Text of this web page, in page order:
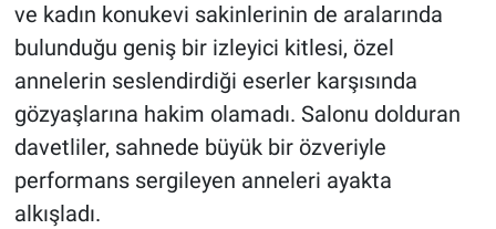
ve kadın konukevi sakinlerinin de aralarında
bulunduğu geniş bir izleyici kitlesi, özel
annelerin seslendirdiği eserler karşısında
gözyaşlarına hakim olamadı. Salonu dolduran
davetliler, sahnede büyük bir özveriyle
performans sergileyen anneleri ayakta
alkışladı.